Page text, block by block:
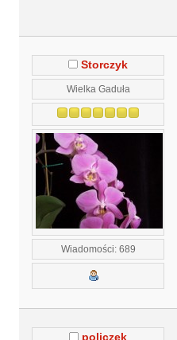
Storczyk
Wielka Gaduła
Wiadomości: 689
policzek